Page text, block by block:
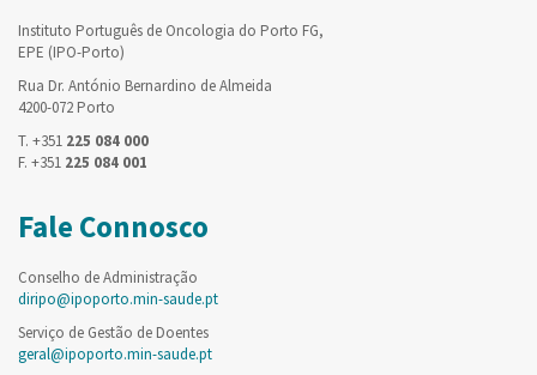
Instituto Português de Oncologia do Porto FG,
EPE (IPO-Porto)
Rua Dr. António Bernardino de Almeida
4200-072 Porto
T. +351 225 084 000
F. +351 225 084 001
Fale Connosco
Conselho de Administração
diripo@ipoporto.min-saude.pt
Serviço de Gestão de Doentes
geral@ipoporto.min-saude.pt